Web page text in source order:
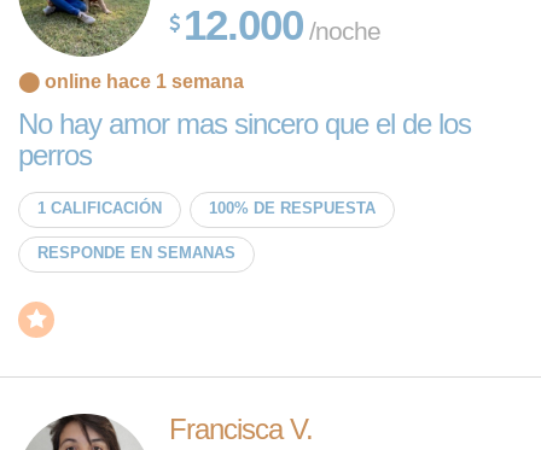
12.000 /noche
⬤ online hace 1 semana
No hay amor mas sincero que el de los
perros
1 CALIFICACIÓN 100% DE RESPUESTA
RESPONDE EN SEMANAS
Francisca V.